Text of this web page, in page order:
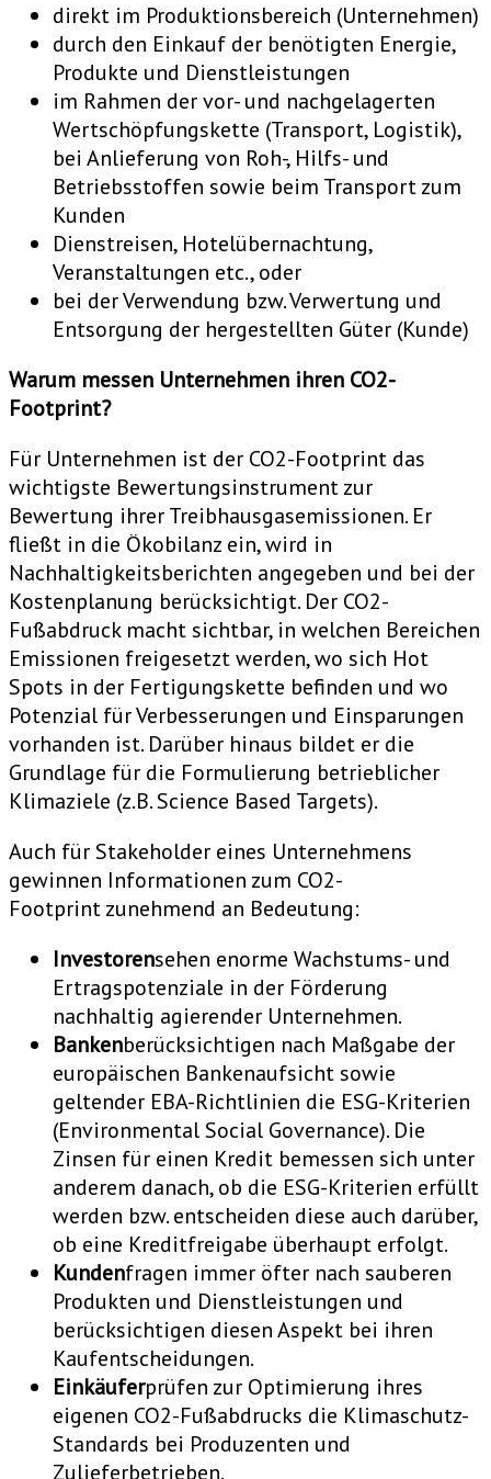
direkt im Produktionsbereich (Unternehmen)
durch den Einkauf der benötigten Energie,
Produkte und Dienstleistungen
im Rahmen der vor- und nachgelagerten
Wertschöpfungskette (Transport, Logistik),
bei Anlieferung von Roh-, Hilfs- und
Betriebsstoffen sowie beim Transport zum
Kunden
Dienstreisen, Hotelübernachtung,
Veranstaltungen etc., oder
bei der Verwendung bzw. Verwertung und
Entsorgung der hergestellten Güter (Kunde)
Warum messen Unternehmen ihren CO2-
Footprint?
Für Unternehmen ist der CO2-Footprint das
wichtigste Bewertungsinstrument zur
Bewertung ihrer Treibhausgasemissionen. Er
fließt in die Ökobilanz ein, wird in
Nachhaltigkeitsberichten angegeben und bei der
Kostenplanung berücksichtigt. Der CO2-
Fußabdruck macht sichtbar, in welchen Bereichen
Emissionen freigesetzt werden, wo sich Hot
Spots in der Fertigungskette befinden und wo
Potenzial für Verbesserungen und Einsparungen
vorhanden ist. Darüber hinaus bildet er die
Grundlage für die Formulierung betrieblicher
Klimaziele (z.B. Science Based Targets).
Auch für Stakeholder eines Unternehmens
gewinnen Informationen zum CO2-
Footprint zunehmend an Bedeutung:
Investorensehen enorme Wachstums- und
Ertragspotenziale in der Förderung
nachhaltig agierender Unternehmen.
Bankenberücksichtigen nach Maßgabe der
europäischen Bankenaufsicht sowie
geltender EBA-Richtlinien die ESG-Kriterien
(Environmental Social Governance). Die
Zinsen für einen Kredit bemessen sich unter
anderem danach, ob die ESG-Kriterien erfüllt
werden bzw. entscheiden diese auch darüber,
ob eine Kreditfreigabe überhaupt erfolgt.
Kundenfragen immer öfter nach sauberen
Produkten und Dienstleistungen und
berücksichtigen diesen Aspekt bei ihren
Kaufentscheidungen.
Einkäuferprüfen zur Optimierung ihres
eigenen CO2-Fußabdrucks die Klimaschutz-
Standards bei Produzenten und
Zulieferbetrieben.